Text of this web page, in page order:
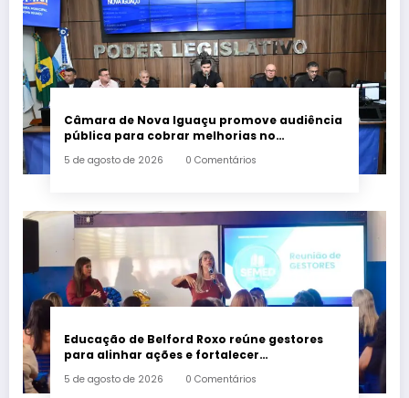
Câmara de Nova Iguaçu promove audiência
pública para cobrar melhorias no
5 de agosto de 2026 0 Comentários
Educação de Belford Roxo reúne gestores
para alinhar ações e fortalecer
5 de agosto de 2026 0 Comentários